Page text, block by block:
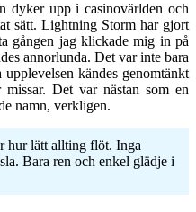
dyker upp i casinovärlden och
sätt. Lightning Storm har gjort
gången jag klickade mig in på
annorlunda. Det var inte bara
kändes genomtänkt
Det var nästan som en
namn, verkligen.
hur lätt allting flöt. Inga
Bara ren och enkel glädje i